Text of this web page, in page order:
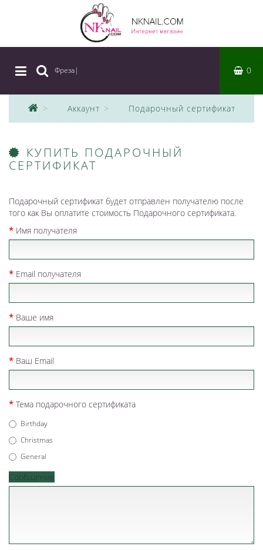
Фреза| 0
Аккаунт Подарочный сертификат
КУПИТЬ ПОДАРОЧНЫЙ
СЕРТИФИКАТ
Подарочный сертификат будет отправлен получателю после
того как Вы оплатите стоимость Подарочного сертификата.
Имя получателя
Email получателя
Ваше имя
Ваш Email
Тема подарочного сертификата
Birthday
Christmas
General
Сообщение